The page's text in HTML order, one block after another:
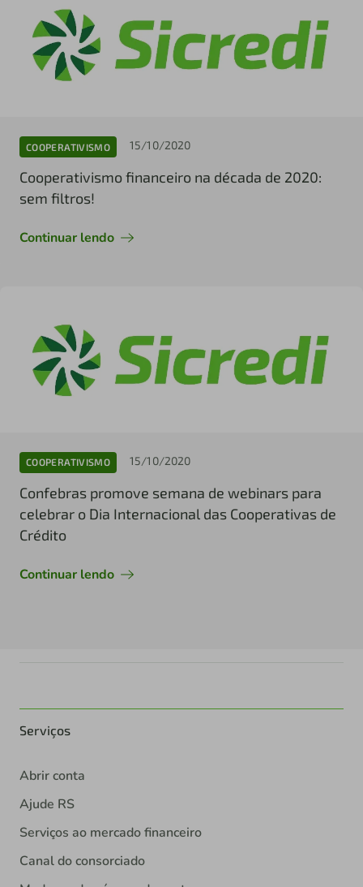
COOPERATIVISMO 15/10/2020
Cooperativismo financeiro na década de 2020:
sem filtros!
Continuar lendo
COOPERATIVISMO 15/10/2020
Confebras promove semana de webinars para
celebrar o Dia Internacional das Cooperativas de
Crédito
Continuar lendo
Serviços
Abrir conta
Ajude RS
Serviços ao mercado financeiro
Canal do consorciado